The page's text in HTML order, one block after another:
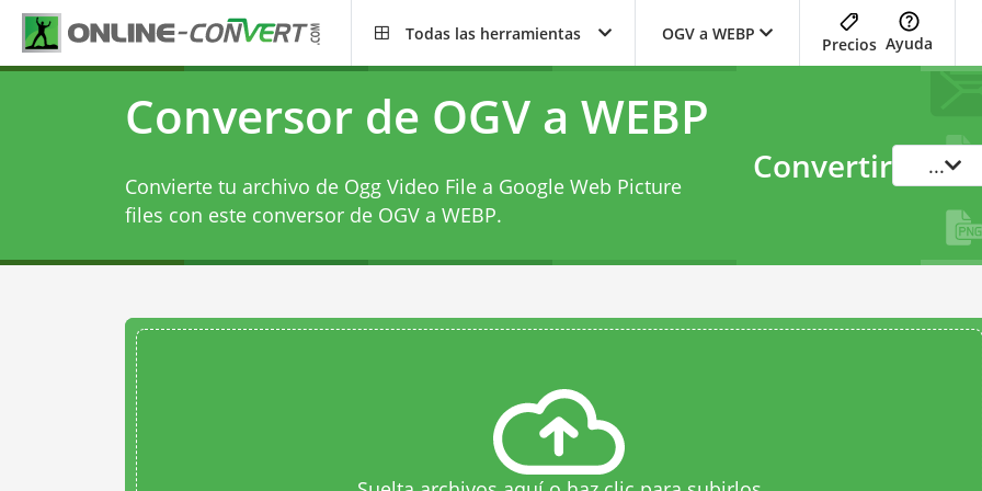
Todas las herramientas OGV a WEBP
Precios Ayuda
Conversor de OGV a WEBP
Convierte tu archivo de Ogg Video File a Google Web Picture
files con este conversor de OGV a WEBP.
Convertir ...